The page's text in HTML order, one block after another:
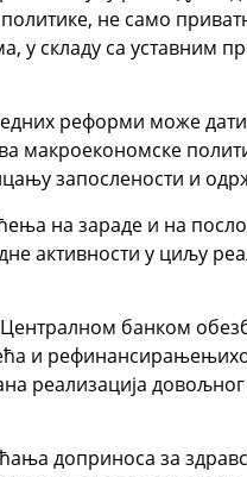
не само
у складу са уставним
реформи може
макроекономске
запослености и
на зараде и на
активности у циљу
банком
и
реализација
доприноса за